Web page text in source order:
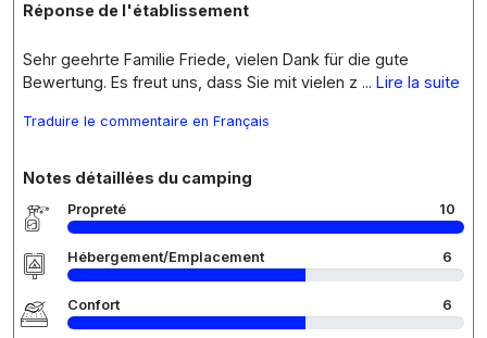
Réponse de l'établissement
Sehr geehrte Familie Friede, vielen Dank für die gute
Bewertung. Es freut uns, dass Sie mit vielen z ... Lire la suite
Traduire le commentaire en Français
Notes détaillées du camping
Propreté 10
Hébergement/Emplacement 6
Confort 6